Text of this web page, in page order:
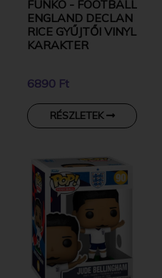
FUNKO - FOOTBALL
ENGLAND DECLAN
RICE GYŰJTŐI VINYL
KARAKTER
6890 Ft
RÉSZLETEK